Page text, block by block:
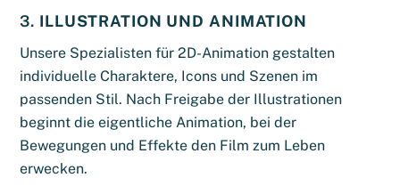
3. ILLUSTRATION UND ANIMATION
Unsere Spezialisten für 2D-Animation gestalten
individuelle Charaktere, Icons und Szenen im
passenden Stil. Nach Freigabe der Illustrationen
beginnt die eigentliche Animation, bei der
Bewegungen und Effekte den Film zum Leben
erwecken.